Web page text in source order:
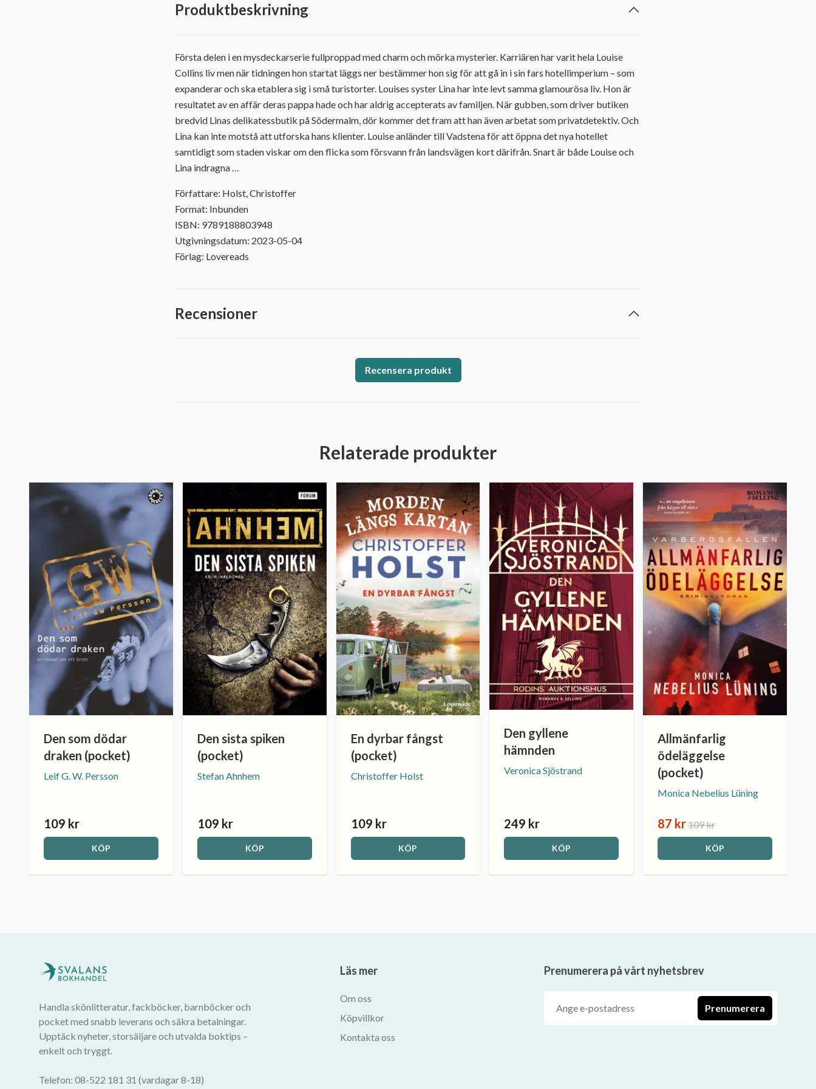
Produktbeskrivning
Första delen i en mysdeckarserie fullproppad med charm och mörka mysterier. Karriären har varit hela Louise
Collins liv men när tidningen hon startat läggs ner bestämmer hon sig för att gå in i sin fars hotellimperium – som
expanderar och ska etablera sig i små turistorter. Louises syster Lina har inte levt samma glamourösa liv. Hon är
resultatet av en affär deras pappa hade och har aldrig accepterats av familjen. När gubben, som driver butiken
bredvid Linas delikatessbutik på Södermalm, dör kommer det fram att han även arbetat som privatdetektiv. Och
Lina kan inte motstå att utforska hans klienter. Louise anländer till Vadstena för att öppna det nya hotellet
samtidigt som staden viskar om den flicka som försvann från landsvägen kort därifrån. Snart är både Louise och
Lina indragna …
Författare: Holst, Christoffer
Format: Inbunden
ISBN: 9789188803948
Utgivningsdatum: 2023-05-04
Förlag: Lovereads
Recensioner
Recensera produkt
Relaterade produkter
Den som dödar
draken (pocket)
Leif G. W. Persson
109 kr
KÖP
Den sista spiken
(pocket)
Stefan Ahnhem
109 kr
KÖP
En dyrbar fångst
(pocket)
Christoffer Holst
109 kr
KÖP
Den gyllene
hämnden
Veronica Sjöstrand
249 kr
KÖP
Allmänfarlig
ödeläggelse
(pocket)
Monica Nebelius Lüning
87 kr109 kr
KÖP
Handla skönlitteratur, fackböcker, barnböcker och
pocket med snabb leverans och säkra betalningar.
Upptäck nyheter, storsäljare och utvalda boktips –
enkelt och tryggt.
Telefon: 08-522 181 31 (vardagar 8-18)
Läs mer
Om oss
Köpvillkor
Kontakta oss
Prenumerera på vårt nyhetsbrev
Prenumerera